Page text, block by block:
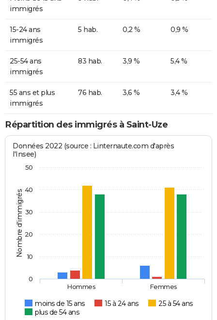
immigrés
15-24 ans
immigrés
5 hab. 0,2 % 0,9 %
25-54 ans
immigrés
83 hab. 3,9 % 5,4 %
55 ans et plus
immigrés
76 hab. 3,6 % 3,4 %
Répartition des immigrés à Saint-Uze
Nombre d'immigrés
Données 2022 (source : Linternaute.com d'après
l'Insee)
moins de 15 ans 15 à 24 ans
25 à 54 ans
plus de 54 ans
Hommes Femmes
0
10
20
30
40
50